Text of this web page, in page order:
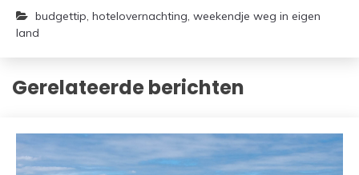
budgettip, hotelovernachting, weekendje weg in eigen
land
Gerelateerde berichten